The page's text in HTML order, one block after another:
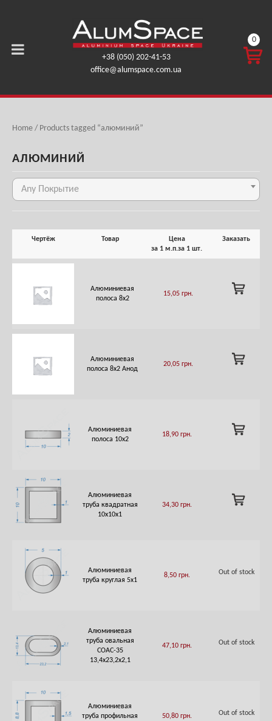
+38 (050) 202-41-53
office@alumspace.com.ua
КОРЗ
ГРН.
0
Home / Products tagged “алюминий”
АЛЮМИНИЙ
Any Покрытие
Чертёж Товар
Цена
за 1 м.п.за 1 шт.
Заказать
Алюминиевая
полоса 8х2
15,05 грн.
ADD
TO
Алюминиевая
полоса 8х2 Анод
20,05 грн.
ADD
TO
Алюминиевая
полоса 10х2
18,90 грн.
ADD
TO
Алюминиевая
труба квадратная
10х10х1
34,30 грн.
ADD
TO
Алюминиевая
труба круглая 5х1
8,50 грн. Out of stock
Алюминиевая
труба овальная
СОАС-35
13,4х23,2х2,1
47,10 грн. Out of stock
Алюминиевая
труба профильная
50,80 грн. Out of stock